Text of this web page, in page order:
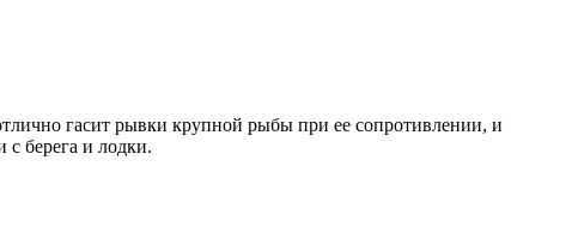
гасит рывки крупной рыбы при ее сопротивлении, и
берега и лодки.